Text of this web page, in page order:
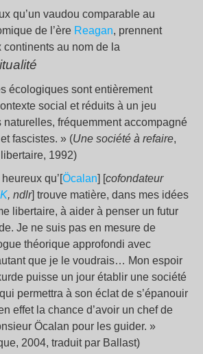
qu’un vaudou comparable au
de l’ère Reagan, prennent
continents au nom de la
écologiques sont entièrement
social et réduits à un jeu
naturelles, fréquemment accompagné
fascistes. » (Une société à refaire,
1992)
qu’[Öcalan] [cofondateur
, ndlr] trouve matière, dans mes idées
libertaire, à aider à penser un futur
Je ne suis pas en mesure de
théorique approfondi avec
que je le voudrais… Mon espoir
puisse un jour établir une société
permettra à son éclat de s’épanouir
effet la chance d’avoir un chef de
Öcalan pour les guider. »
2004, traduit par Ballast)